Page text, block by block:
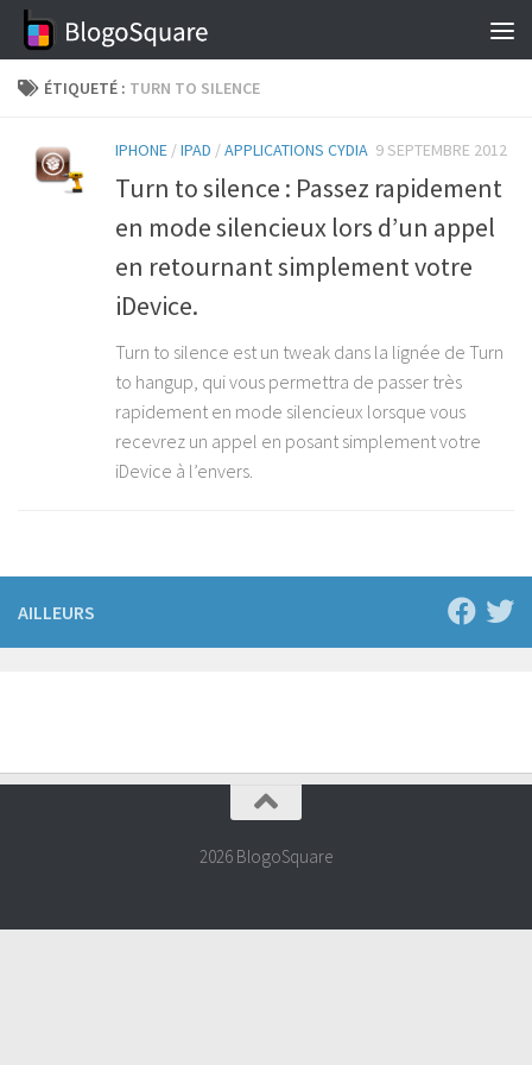
Skip to content
ÉTIQUETÉ : TURN TO SILENCE
IPHONE /IPAD /APPLICATIONS CYDIA 9 SEPTEMBRE 2012
Turn to silence : Passez rapidement
en mode silencieux lors d’un appel
en retournant simplement votre
iDevice.
Turn to silence est un tweak dans la lignée de Turn
to hangup, qui vous permettra de passer très
rapidement en mode silencieux lorsque vous
recevrez un appel en posant simplement votre
iDevice à l’envers.
AILLEURS
2026 BlogoSquare